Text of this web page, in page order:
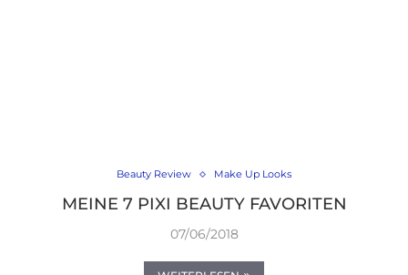
Beauty Review Make Up Looks
MEINE 7 PIXI BEAUTY FAVORITEN
07/06/2018